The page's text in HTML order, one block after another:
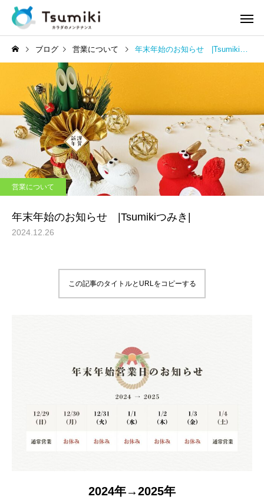
ブログ 営業について 年末年始のお知らせ |Tsumikiつみき|
営業について
年末年始のお知らせ |Tsumikiつみき|
2024.12.26
この記事のタイトルとURLをコピーする
2024年→2025年